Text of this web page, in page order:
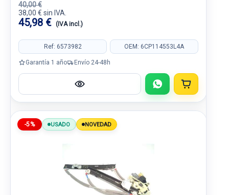
40,00 €
38,00 € sin IVA.
45,98 € (IVA incl.)
Ref: 6573982 OEM: 6CP114553L4A
Garantía 1 año Envío 24-48h
-5% USADO NOVEDAD